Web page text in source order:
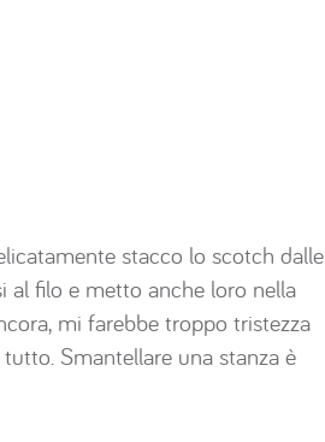
stacco lo scotch dalle
al filo e metto anche loro nella
mi farebbe troppo tristezza
Smantellare una stanza è